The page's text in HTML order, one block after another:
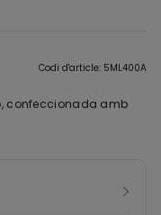
Codi d'article: 5ML400A
confeccionada amb